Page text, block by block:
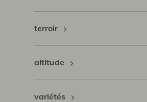
terroir
altitude
variétés